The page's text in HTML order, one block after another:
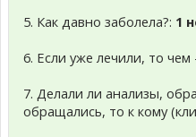
5. Как давно заболела?: 1
6. Если уже лечили, то
7. Делали ли анализы,
обращались, то к кому